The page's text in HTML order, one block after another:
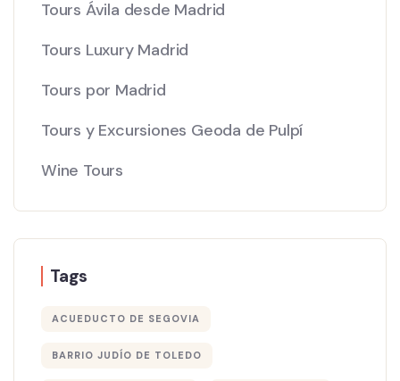
Tours Ávila desde Madrid
Tours Luxury Madrid
Tours por Madrid
Tours y Excursiones Geoda de Pulpí
Wine Tours
Tags
ACUEDUCTO DE SEGOVIA
BARRIO JUDÍO DE TOLEDO